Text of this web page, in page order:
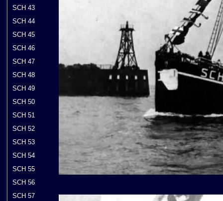
SCH 43
SCH 44
SCH 45
SCH 46
SCH 47
SCH 48
SCH 49
SCH 50
SCH 51
SCH 52
SCH 53
SCH 54
SCH 55
SCH 56
SCH 57